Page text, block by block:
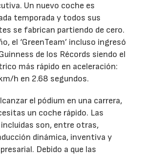
Un nuevo coche es
temporada y todos sus
se fabrican partiendo de cero.
el ‘GreenTeam’ incluso ingresó
de los Récords siendo el
más rápido en aceleración:
h en 2.68 segundos.
el pódium en una carrera,
un coche rápido. Las
son, entre otras,
dinámica, inventiva y
Debido a que las